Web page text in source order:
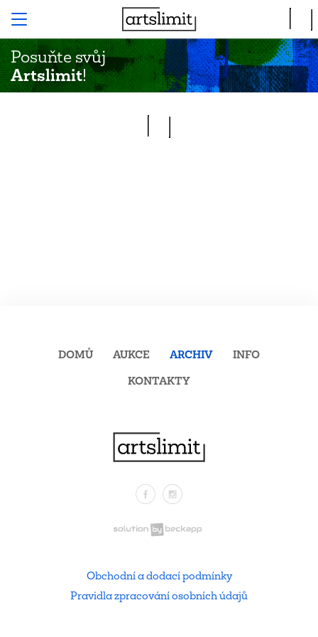
Posuňte svůj
Artslimit!
FacebookInstagram
DOMŮ AUKCE ARCHIV
INFO
KONTAKTY
Obchodní a dodací podmínky
Pravidla zpracování osobních údajů